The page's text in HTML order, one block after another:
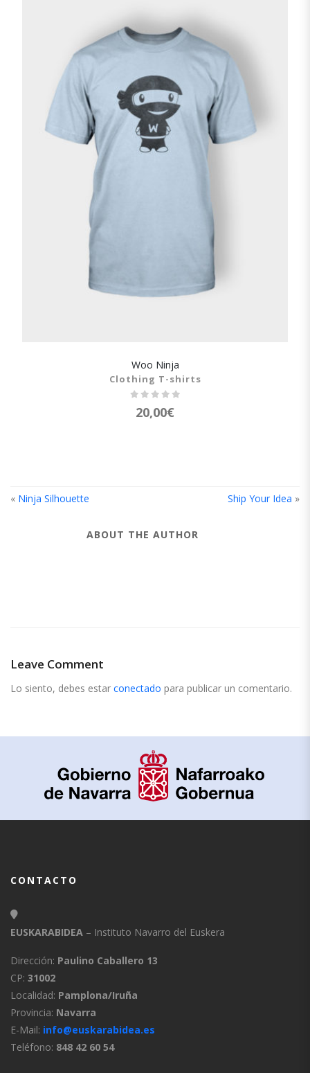
SHOW DETAILS
Woo Ninja
Clothing T-shirts
20,00€
« Ninja Silhouette Ship Your Idea »
ABOUT THE AUTHOR
Leave Comment
Lo siento, debes estar conectado para publicar un comentario.
CONTACTO
EUSKARABIDEA – Instituto Navarro del Euskera
Dirección: Paulino Caballero 13
CP: 31002
Localidad: Pamplona/Iruña
Provincia: Navarra
E-Mail: info@euskarabidea.es
Teléfono: 848 42 60 54